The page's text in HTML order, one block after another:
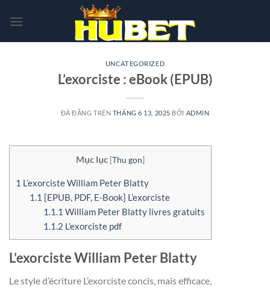
đến
UNCATEGORIZED
L’exorciste : eBook (EPUB)
ĐÃ ĐĂNG TRÊN THÁNG 6 13, 2025 BỞI ADMIN
Mục lục [Thu gọn]
1 L’exorciste William Peter Blatty
1.1 [EPUB, PDF, E-Book] L’exorciste
1.1.1 William Peter Blatty livres gratuits
1.1.2 L’exorciste pdf
L’exorciste William Peter Blatty
Le style d’écriture L’exorciste concis, mais efficace,